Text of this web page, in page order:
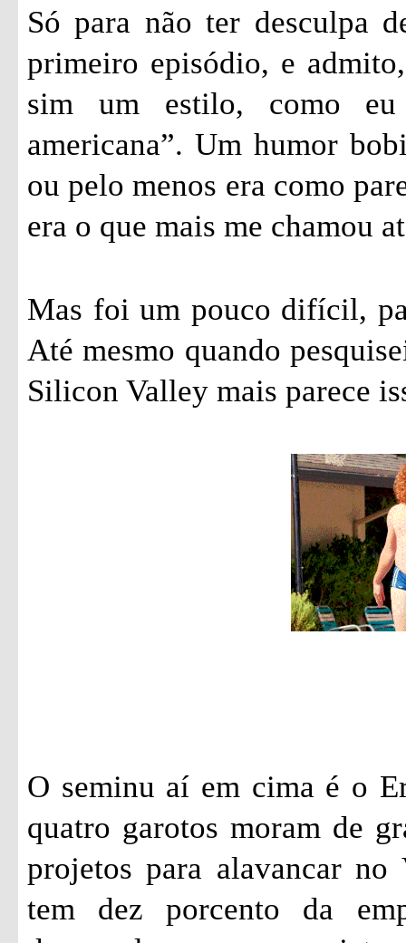
Só para não ter desculpa
primeiro episódio, e
sim um estilo, como eu
americana”. Um humor
ou pelo menos era como
era o que mais me chamou
Mas foi um pouco difícil,
Até mesmo quando
Silicon Valley mais parece
O seminu aí em cima é o
quatro garotos moram de
projetos para alavancar
tem dez porcento da